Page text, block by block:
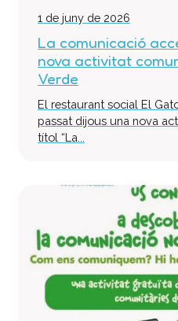
1 de juny de 2026
La comunicació
nova activitat
Verde
El restaurant social El
passat dijous una nova
títol “La...